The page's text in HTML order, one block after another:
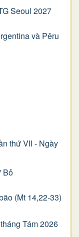
Seoul 2027
và Pêru
thứ VII - Ngày
Bỏ
(Mt 14,22-33)
Tám 2026